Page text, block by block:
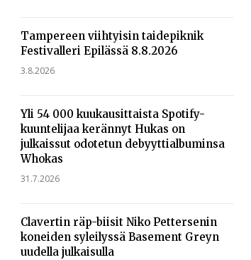
Tampereen viihtyisin taidepiknik
Festivalleri Epilässä 8.8.2026
3.8.2026
Yli 54 000 kuukausittaista Spotify-
kuuntelijaa kerännyt Hukas on
julkaissut odotetun debyyttialbuminsa
Whokas
31.7.2026
Clavertin räp-biisit Niko Pettersenin
koneiden syleilyssä Basement Greyn
uudella julkaisulla